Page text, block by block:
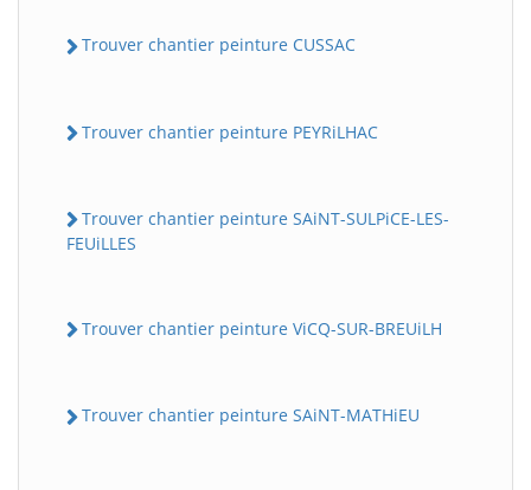
Trouver chantier peinture CUSSAC
Trouver chantier peinture PEYRiLHAC
Trouver chantier peinture SAiNT-SULPiCE-LES-
FEUiLLES
Trouver chantier peinture ViCQ-SUR-BREUiLH
Trouver chantier peinture SAiNT-MATHiEU